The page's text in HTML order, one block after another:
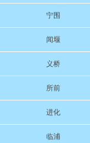
宁围
闻堰
义桥
所前
进化
临浦